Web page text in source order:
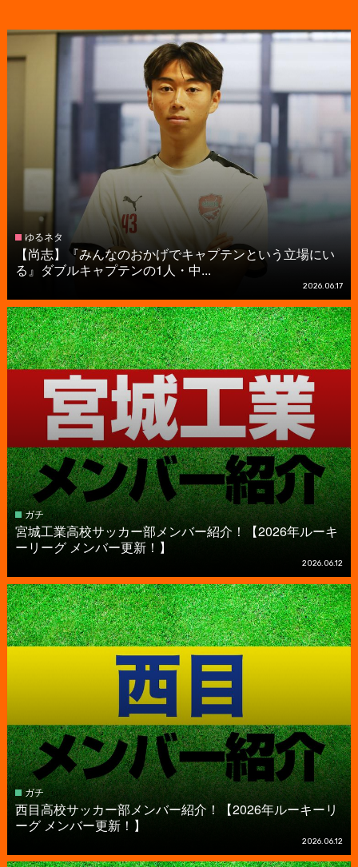
ゆるネタ
【尚志】『みんなのおかげでキャプテンという立場にい
る』ダブルキャプテンの1人・中...
2026.06.17
ガチ
宮城工業高校サッカー部メンバー紹介！【2026年ルーキ
ーリーグ メンバー更新！】
2026.06.12
ガチ
西目高校サッカー部メンバー紹介！【2026年ルーキーリ
ーグ メンバー更新！】
2026.06.12